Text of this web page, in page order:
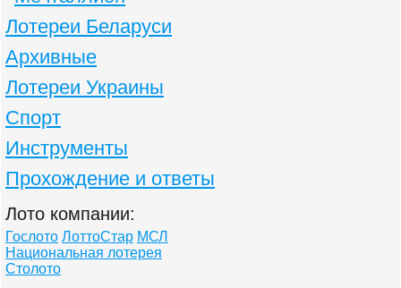
Лотереи Беларуси
Архивные
Лотереи Украины
Спорт
Инструменты
Прохождение и ответы
Лото компании:
Гослото ЛоттоСтар МСЛ
Национальная лотерея
Столото